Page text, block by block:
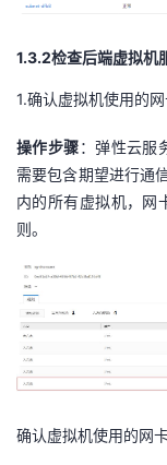
证
实
的
持
建
1.3.2检查后端虚拟机
1.确认虚拟机使用的网
操作步骤 ：弹性云服
需要包含期望进行通
内的所有虚拟机，网
则。
确认虚拟机使用的网